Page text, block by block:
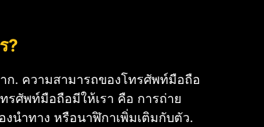
?
ก. ความสามารถของโทรศัพท์มือถือ
รศัพท์มือถือมีให้เรา คือ การถ่าย
งนำทาง หรือนาฬิกาเพิ่มเติมกับตัว.